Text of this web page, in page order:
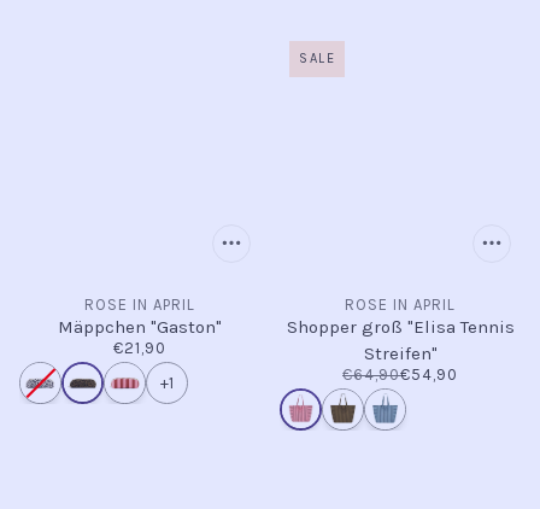
ROSE IN APRIL
Mäppchen "Gaston"
€21,90
+1
SALE
ROSE IN APRIL
Shopper groß "Elisa Tennis
Streifen"
€64,90€54,90